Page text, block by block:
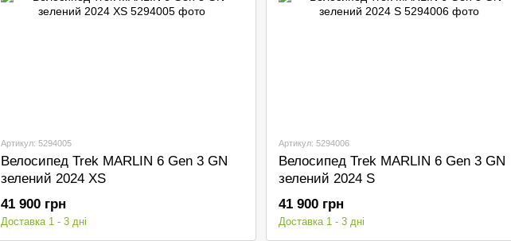
Артикул: 5294005
Велосипед Trek MARLIN 6 Gen 3 GN
зелений 2024 XS
41 900 грн
Доставка 1 - 3 дні
Артикул: 5294006
Велосипед Trek MARLIN 6 Gen 3 GN
зелений 2024 S
41 900 грн
Доставка 1 - 3 дні